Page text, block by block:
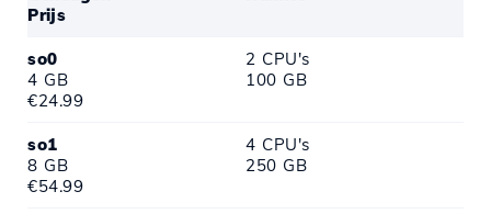
Prijs
so0
2 CPU's
4 GB
100 GB
€24.99
so1
4 CPU's
8 GB
250 GB
€54.99